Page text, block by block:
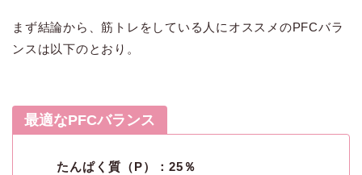
まず結論から、筋トレをしている人にオススメのPFCバラ
ンスは以下のとおり。
最適なPFCバランス
たんぱく質（P）：25％